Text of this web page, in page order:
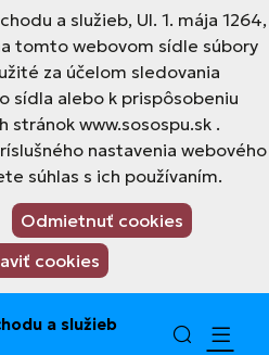
a služieb, Ul. 1. mája 1264,
tomto webovom sídle súbory
za účelom sledovania
sídla alebo k prispôsobeniu
stránok www.sosospu.sk .
nastavenia webového
súhlas s ich používaním.
Odmietnuť cookies
cookies
a služieb